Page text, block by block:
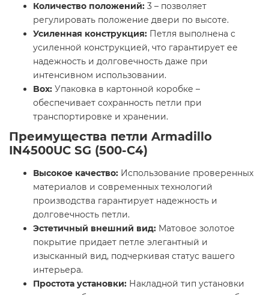
Количество положений: 3 – позволяет
регулировать положение двери по высоте.
Усиленная конструкция: Петля выполнена с
усиленной конструкцией, что гарантирует ее
надежность и долговечность даже при
интенсивном использовании.
Box: Упаковка в картонной коробке –
обеспечивает сохранность петли при
транспортировке и хранении.
Преимущества петли Armadillo
IN4500UC SG (500-C4)
Высокое качество: Использование проверенных
материалов и современных технологий
производства гарантирует надежность и
долговечность петли.
Эстетичный внешний вид: Матовое золотое
покрытие придает петле элегантный и
изысканный вид, подчеркивая статус вашего
интерьера.
Простота установки: Накладной тип установки